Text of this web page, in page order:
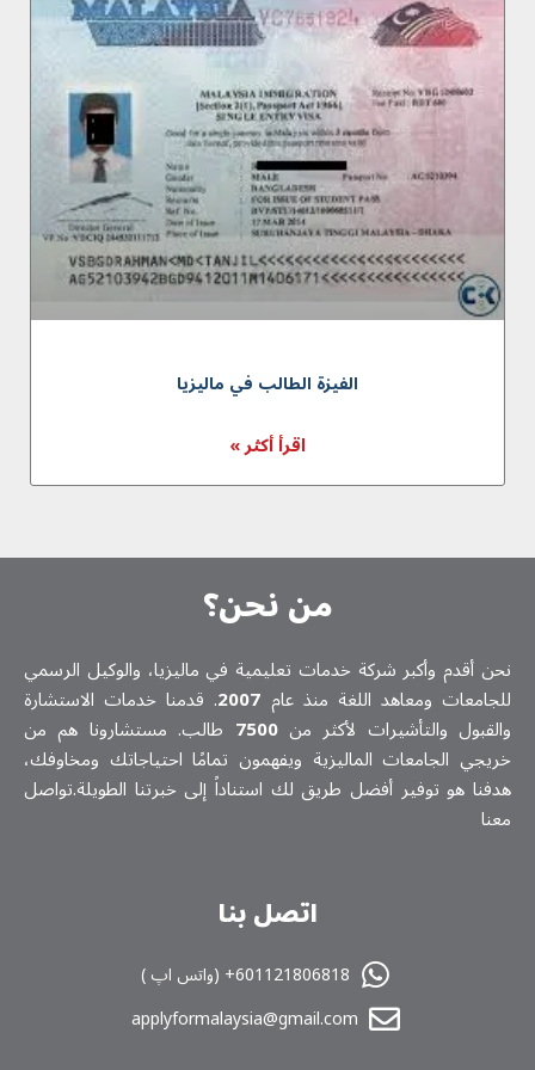
الفيزة الطالب في ماليزيا
اقرأ أكثر »
من نحن؟
نحن أقدم وأكبر شركة خدمات تعلیمیة في ماليزيا، والوكيل الرسمي
للجامعات ومعاهد اللغة منذ عام 2007. قدمنا خدمات الاستشارة
والقبول والتأشيرات لأكثر من7500 طالب. مستشارونا هم من
خريجي الجامعات الماليزية ويفهمون تمامًا احتياجاتك ومخاوفك،
هدفنا هو توفير أفضل طريق لك استناداً إلى خبرتنا الطويلة.تواصل
معنا
اتصل بنا
601121806818+ (واتس اپ )
applyformalaysia@gmail.com